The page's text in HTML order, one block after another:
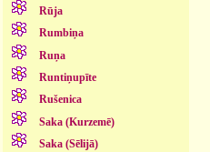
Rūja
Rumbiņa
Ruņa
Runtiņupīte
Rušenica
Saka (Kurzemē)
Saka (Sēlijā)